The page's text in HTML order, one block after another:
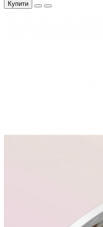
Купити